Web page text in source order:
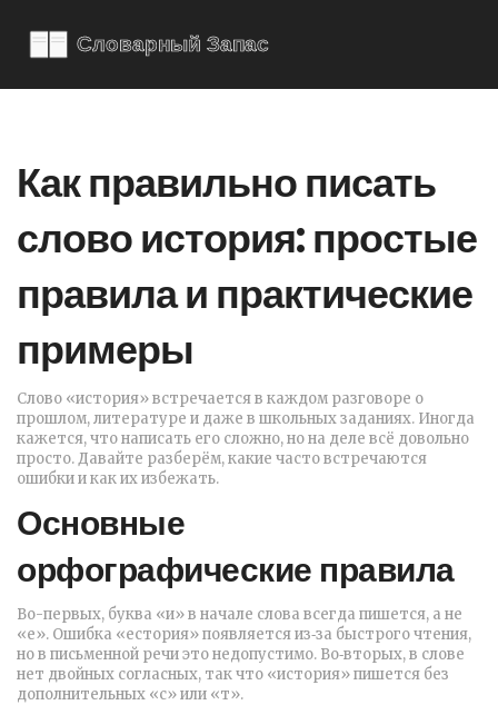
Как правильно писать
слово история: простые
правила и практические
примеры
Слово «история» встречается в каждом разговоре о
прошлом, литературе и даже в школьных заданиях. Иногда
кажется, что написать его сложно, но на деле всё довольно
просто. Давайте разберём, какие часто встречаются
ошибки и как их избежать.
Основные
орфографические правила
Во-первых, буква «и» в начале слова всегда пишется, а не
«е». Ошибка «естория» появляется из‑за быстрого чтения,
но в письменной речи это недопустимо. Во‑вторых, в слове
нет двойных согласных, так что «история» пишется без
дополнительных «с» или «т».